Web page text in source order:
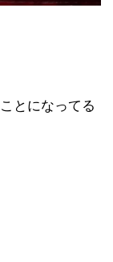
とになってる